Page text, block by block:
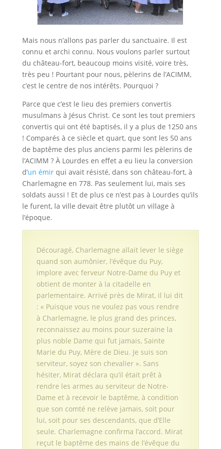
Mais nous n’allons pas parler du sanctuaire. Il est
connu et archi connu. Nous voulons parler surtout
du château-fort, beaucoup moins visité, voire très,
très peu ! Pourtant pour nous, pèlerins de l’ACIMM,
c’est le centre de nos intérêts. Pourquoi ?
Parce que c’est le lieu des premiers convertis
musulmans à Jésus Christ. Ce sont les tout premiers
convertis qui ont été baptisés, il y a plus de 1250 ans
! Comparés à ce siècle et quart, que sont les 50 ans
de baptême des plus anciens parmi les pèlerins de
l’ACIMM ? À Lourdes en effet a eu lieu la conversion
d’un émirqui avait résisté, dans son château-fort, à
Charlemagne en 778. Pas seulement lui, mais ses
soldats aussi ! Et de plus ce n’est pas à Lourdes qu’ils
le furent, la ville devait être plutôt un village à
l’époque.
Découragé, Charlemagne allait lever le siège
quand son aumônier, l’évêque du Puy,
implore avec ferveur Notre-Dame du Puy et
obtient de monter à la citadelle en
parlementaire. Arrivé près de Mirat, il lui dit
: « Puisque vous ne voulez pas vous rendre
à Charlemagne, le plus grand des princes,
reconnaissez au moins pour suzeraine la
plus noble Dame qui fut jamais, Sainte
Marie du Puy, Mère de Dieu. Je suis son
serviteur, soyez son chevalier ». Sans
hésiter, Mirat déclara qu’il était prêt à
rendre les armes au serviteur de Notre-
Dame et à recevoir le baptême, à condition
que son comté ne relève jamais, soit pour
lui, soit pour ses descendants, que d’Elle
seule. Charlemagne confirma l’accord. Mirat
reçut le baptême des mains de l’évêque du